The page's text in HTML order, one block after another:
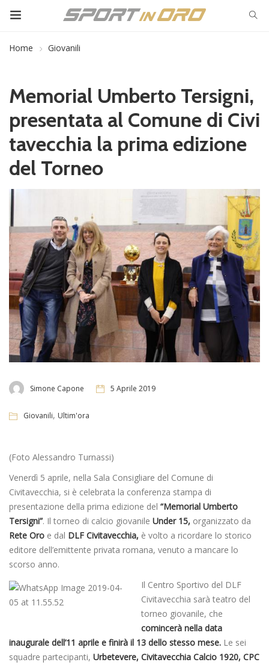
Home Giovanili
Memorial Umberto Tersigni,
presentata al Comune di Civi
tavecchia la prima edizione
del Torneo
Simone Capone 5 Aprile 2019
Giovanili, Ultim'ora
(Foto Alessandro Turnassi)
Venerdì 5 aprile, nella Sala Consigliare del Comune di
Civitavecchia, si è celebrata la conferenza stampa di
presentazione della prima edizione del “Memorial Umberto
Tersigni”. Il torneo di calcio giovanile Under 15, organizzato da
Rete Oro e dal DLF Civitavecchia, è volto a ricordare lo storico
editore dell’emittente privata romana, venuto a mancare lo
scorso anno.
Il Centro Sportivo del DLF
Civitavecchia sarà teatro del
torneo giovanile, che
comincerà nella data
inaugurale dell’11 aprile e finirà il 13 dello stesso mese. Le sei
squadre partecipanti, Urbetevere, Civitavecchia Calcio 1920, CPC